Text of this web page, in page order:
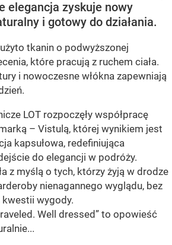
elegancja zyskuje nowy
i gotowy do działania.
tkanin o podwyższonej
które pracują z ruchem ciała.
i nowoczesne włókna zapewniają
LOT rozpoczęły współpracę
– Vistulą, której wynikiem jest
kapsułowa, redefiniująca
do elegancji w podróży.
z myślą o tych, którzy żyją w drodze
nienagannego wyglądu, bez
wygody.
Well dressed” to opowieść